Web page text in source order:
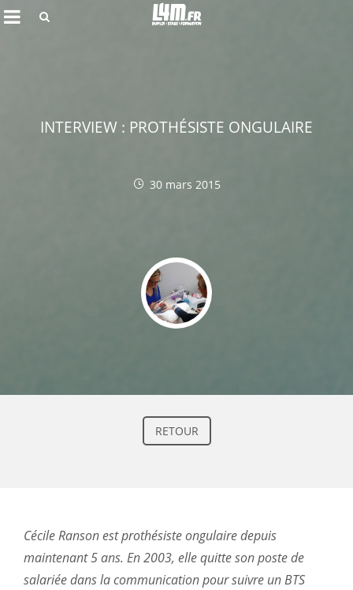
RETOUR
INTERVIEW : PROTHÉSISTE ONGULAIRE
30 mars 2015
Cécile Ranson est prothésiste ongulaire depuis
maintenant 5 ans. En 2003, elle quitte son poste de
salariée dans la communication pour suivre un BTS